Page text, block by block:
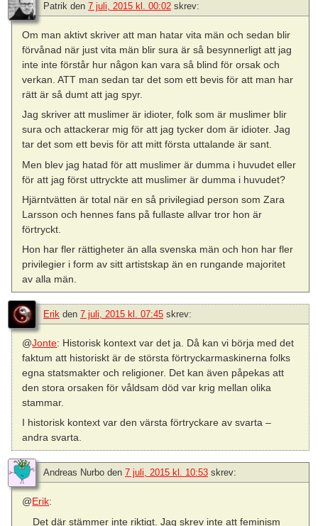
Patrik den 7 juli, 2015 kl. 00:02 skrev:
Om man aktivt skriver att man hatar vita män och sedan blir
förvånad när just vita män blir sura är så besynnerligt att jag
inte inte förstår hur någon kan vara så blind för orsak och
verkan. ATT man sedan tar det som ett bevis för att man har
rätt är så dumt att jag spyr.
Jag skriver att muslimer är idioter, folk som är muslimer blir
sura och attackerar mig för att jag tycker dom är idioter. Jag
tar det som ett bevis för att mitt första uttalande är sant.
Men blev jag hatad för att muslimer är dumma i huvudet eller
för att jag först uttryckte att muslimer är dumma i huvudet?
Hjärntvätten är total när en så privilegiad person som Zara
Larsson och hennes fans på fullaste allvar tror hon är
förtryckt.
Hon har fler rättigheter än alla svenska män och hon har fler
privilegier i form av sitt artistskap än en rungande majoritet
av alla män.
Erik den 7 juli, 2015 kl. 07:45 skrev:
@Jonte: Historisk kontext var det ja. Då kan vi börja med det
faktum att historiskt är de största förtryckarmaskinerna folks
egna statsmakter och religioner. Det kan även påpekas att
den stora orsaken för våldsam död var krig mellan olika
stammar.
I historisk kontext var den värsta förtryckare av svarta –
andra svarta.
Andreas Nurbo den 7 juli, 2015 kl. 10:53 skrev:
@Erik:
Det där stämmer inte riktigt. Jag skrev inte att feminism